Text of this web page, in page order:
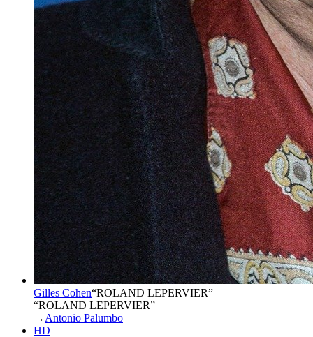
Gilles Cohen“ROLAND LEPERVIER”
“ROLAND LEPERVIER”
→ Antonio Palumbo
HD